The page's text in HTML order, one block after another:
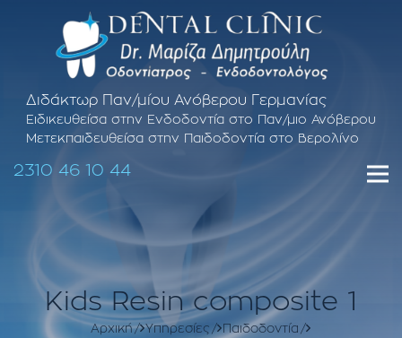
Διδάκτωρ Παν/μίου Ανόβερου Γερμανίας
Ειδικευθείσα στην Ενδοδοντία στο Παν/μιο Ανόβερου
Μετεκπαιδευθείσα στην Παιδοδοντία στο Βερολίνο
2310 46 10 44
Kids Resin composite 1
Αρχική Υπηρεσίες
Παιδοδοντία